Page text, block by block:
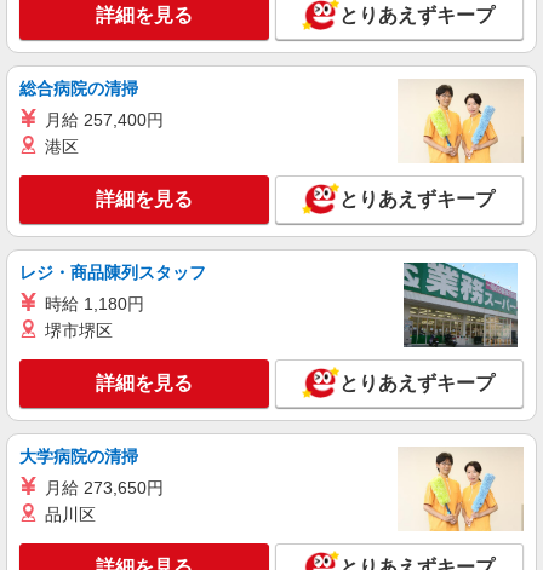
詳細を見る とりあえずキープ
総合病院の清掃
月給 257,400円
港区
詳細を見る とりあえずキープ
レジ・商品陳列スタッフ
時給 1,180円
堺市堺区
詳細を見る とりあえずキープ
大学病院の清掃
月給 273,650円
品川区